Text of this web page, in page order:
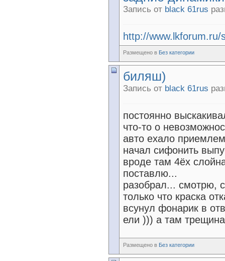
Запись от black 61rus
http://
Размещено в Без категории
биляш)
Запись от black 61rus
постоянно
что-то о
авто ехало
начал сифонить
вроде там 4ёх
поставлю...
разобрал... смотрю,
только что краска
всунул фонарик в
ели ))) а там
Размещено в Без категории